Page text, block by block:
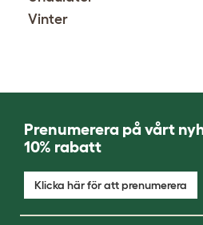
Vinter
Prenumerera på vårt
10% rabatt
Klicka här för att prenumerera